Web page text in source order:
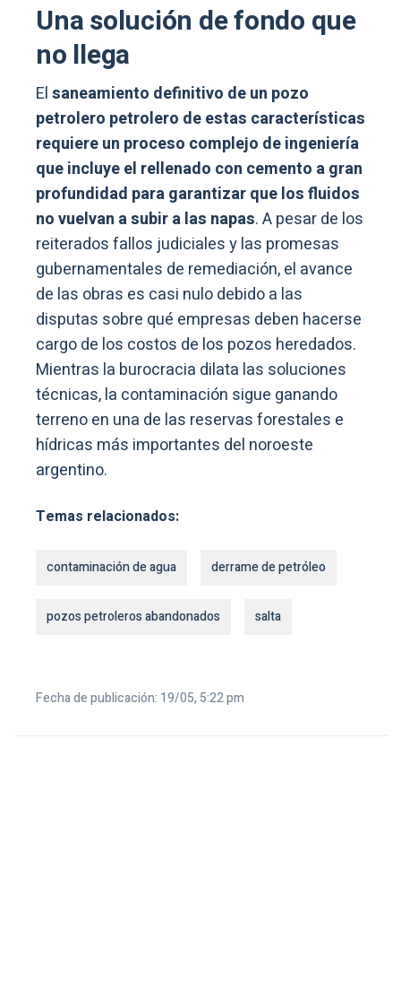
Una solución de fondo que
no llega
Elsaneamiento definitivo de un pozo
petrolero petrolero de estas características
requiere un proceso complejo de ingeniería
que incluye el rellenado con cemento a gran
profundidad para garantizar que los fluidos
no vuelvan a subir a las napas. A pesar de los
reiterados fallos judiciales y las promesas
gubernamentales de remediación, el avance
de las obras es casi nulo debido a las
disputas sobre qué empresas deben hacerse
cargo de los costos de los pozos heredados.
Mientras la burocracia dilata las soluciones
técnicas, la contaminación sigue ganando
terreno en una de las reservas forestales e
hídricas más importantes del noroeste
argentino.
Temas relacionados:
contaminación de agua derrame de petróleo
pozos petroleros abandonados salta
Fecha de publicación: 19/05, 5:22 pm